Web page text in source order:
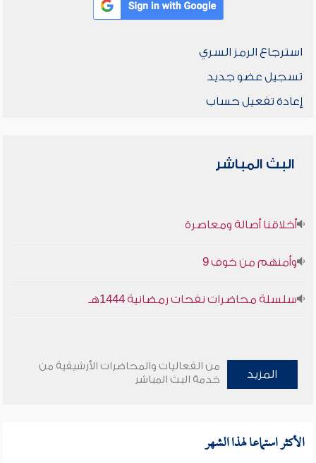
استرجاع الرمز السري
تسجيل عضو جديد
إعادة تفعيل حساب
البث المباشر
أخلاقنا أصالة ومعاصرة
وأمنهم من خوف 9
سلسلة محاضرات نفحات رمضانية 1444هـ
المزيد
من الفعاليات والمحاضرات الأرشيفية من
خدمة البث المباشر
الأكثر استماعا لهذا الشهر